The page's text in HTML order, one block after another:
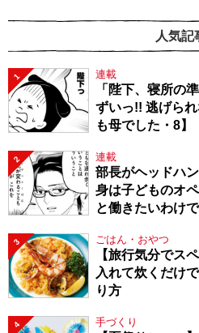
人気記
1 連載
「陛下、寝所の
ずいっ!! 逃げら
も母でした・8】
2 連載
部長がヘッドハ
身は子どものオ
と働きたいわけ
3 ごはん・おやつ
【旅行気分でス
入れて炊くだけ
り方
4 手づくり